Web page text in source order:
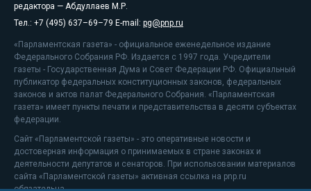
редактора — Абдуллаев М.Р.
Тел.: +7 (495) 637–69–79 E-mail: pg@pnp.ru
«Парламентская газета» - официальное еженедельное издание
Федерального Собрания РФ. Издается с 1997 года. Учредители
газеты - Государственная Дума и Совет Федерации РФ. Официальный
публикатор федеральных конституционных законов, федеральных
законов и актов палат Федерального Собрания. «Парламентская
газета» имеет пункты печати и представительства в десяти субъектах
федерации.
Сайт «Парламентской газеты» - это оперативные новости и
достоверная информация о принимаемых в стране законах и
деятельности депутатов и сенаторов. При использовании материалов
сайта «Парламентской газеты» активная ссылка на pnp.ru
обязательна.